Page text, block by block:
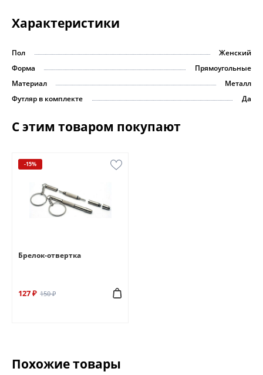
Характеристики
Пол
Женский
Форма
Прямоугольные
Материал
Металл
Футляр в комплекте
Да
С этим товаром покупают
-15%
Брелок-отвертка
127 ₽ 150 ₽
Похожие товары